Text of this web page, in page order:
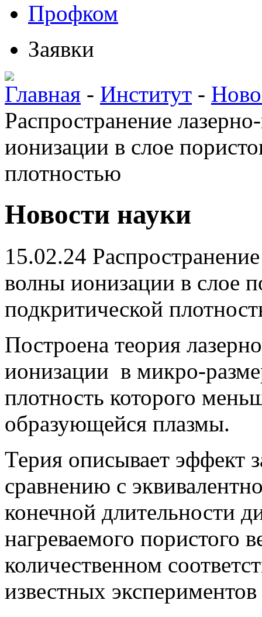
Профком
Заявки
Главная - Институт -
Распространение
ионизации в слое
плотностью
Новости науки
15.02.24
волны ионизации в слое
подкритической
Построена теория
ионизации в микро-
плотность которого
образующейся плазмы.
Терия описывает эффект
сравнению с
конечной длительности
нагреваемого пористого
количественном
известных